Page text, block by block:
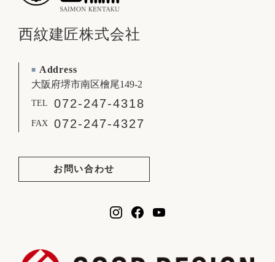
西紋建匠株式会社
■ Address
大阪府堺市南区檜尾149-2
TEL 072-247-4318
FAX 072-247-4327
お問い合わせ